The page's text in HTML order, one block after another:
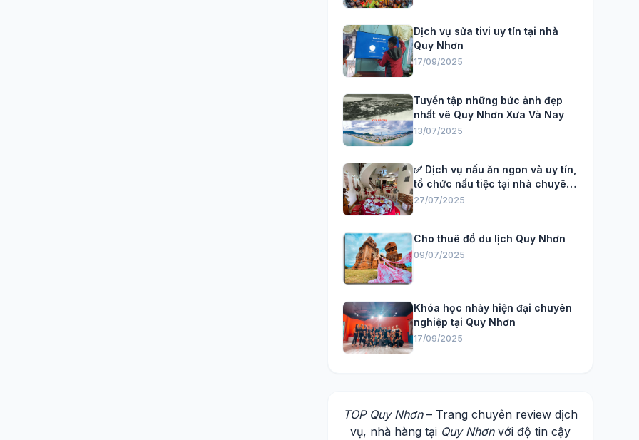
Dịch vụ sửa tivi uy tín tại nhà
Quy Nhơn
17/09/2025
Tuyển tập những bức ảnh đẹp
nhất vê Quy Nhơn Xưa Và Nay
13/07/2025
✅ Dịch vụ nấu ăn ngon và uy tín,
tổ chức nấu tiệc tại nhà chuyên
Nghiệp
27/07/2025
Cho thuê đồ du lịch Quy Nhơn
09/07/2025
Khóa học nhảy hiện đại chuyên
nghiệp tại Quy Nhơn
17/09/2025
TOP Quy Nhơn– Trang chuyên review dịch
vụ, nhà hàng tại Quy Nhơnvới độ tin cậy